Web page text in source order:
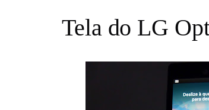
Tela do LG